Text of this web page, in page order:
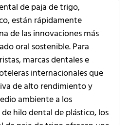
de paja de trigo,
están rápidamente
de las innovaciones más
oral sostenible. Para
marcas dentales e
internacionales que
de alto rendimiento y
ambiente a los
hilo dental de plástico, los